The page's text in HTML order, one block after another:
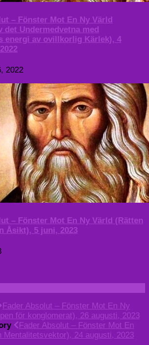
– Fönster Mot En Ny Värld
det Undermedvetna med
energi av ovillkorlig Kärlek), 4
2022
– Fönster Mot En Ny Värld (Rätten
Åsikt), 5 juni, 2023
Fader Absolut – Fönster Mot En Ny
för konglomerat), 26 augusti, 2023
Fader Absolut – Fönster Mot En
Mentalitetsvektor), 24 augusti, 2023